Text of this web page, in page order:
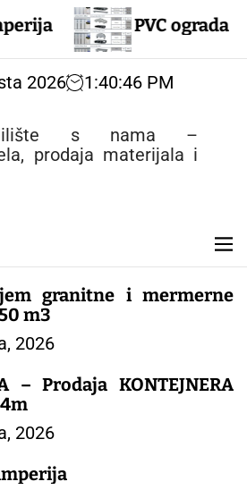
PVC ograda
2026 1:40:46 PM
s nama –
prodaja materijala i
M
e
n
granitne i mermerne
m3
2026
– Prodaja KONTEJNERA
2026